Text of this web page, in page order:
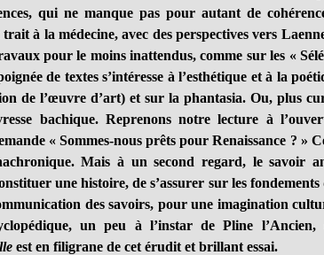
qui ne manque pas pour autant de
à la médecine, avec des perspectives vers
pour le moins inattendus, comme sur les «
de textes s’intéresse à l’esthétique et à la
de l’œuvre d’art) et sur la phantasia. Ou, plus
bachique. Reprenons notre lecture à
« Sommes-nous prêts pour Renaissance ? »
Mais à un second regard, le savoir
une histoire, de s’assurer sur les fondements
des savoirs, pour une imagination
un peu à l’instar de Pline l’Ancien,
est en filigrane de cet érudit et brillant essai.